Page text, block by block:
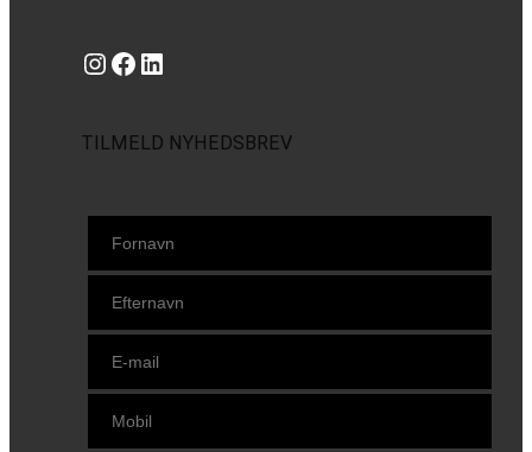
Instagram https://www.facebook.com/danishbeachvolleytour LinkedIn
TILMELD NYHEDSBREV